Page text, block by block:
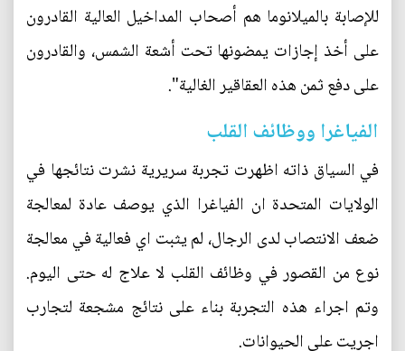
للإصابة بالميلانوما هم أصحاب المداخيل العالية القادرون
على أخذ إجازات يمضونها تحت أشعة الشمس، والقادرون
على دفع ثمن هذه العقاقير الغالية".
الفياغرا ووظائف القلب
في السياق ذاته اظهرت تجربة سريرية نشرت نتائجها في
الولايات المتحدة ان الفياغرا الذي يوصف عادة لمعالجة
ضعف الانتصاب لدى الرجال، لم يثبت اي فعالية في معالجة
نوع من القصور في وظائف القلب لا علاج له حتى اليوم.
وتم اجراء هذه التجربة بناء على نتائج مشجعة لتجارب
اجريت على الحيوانات.